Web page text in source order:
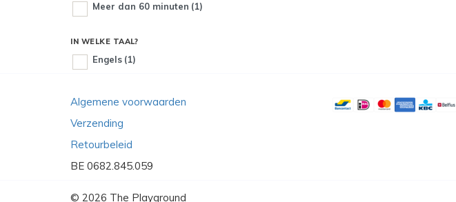
Meer dan 60 minuten (1)
IN WELKE TAAL?
Engels (1)
Algemene voorwaarden
Verzending
Retourbeleid
BE 0682.845.059
© 2026 The Playground